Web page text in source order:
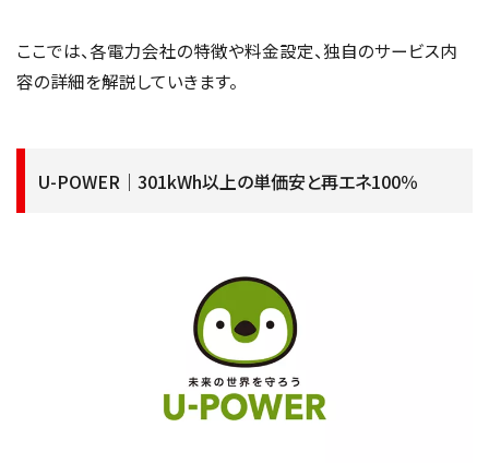
ここでは、各電力会社の特徴や料金設定、独自のサービス内
容の詳細を解説していきます。
U-POWER｜301kWh以上の単価安と再エネ100％